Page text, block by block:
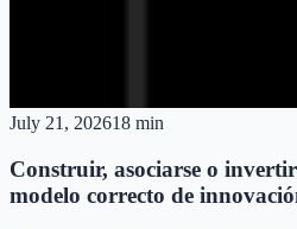
July 21, 202618 min
Construir, asociarse o
modelo correcto de